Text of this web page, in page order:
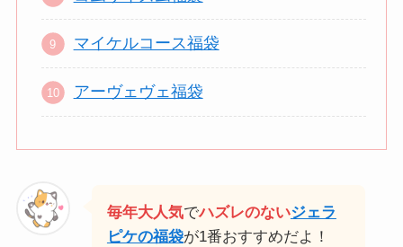
マイケルコース福袋
アーヴェヴェ福袋
毎年大人気でハズレのないジェラ
ピケの福袋が1番おすすめだよ！